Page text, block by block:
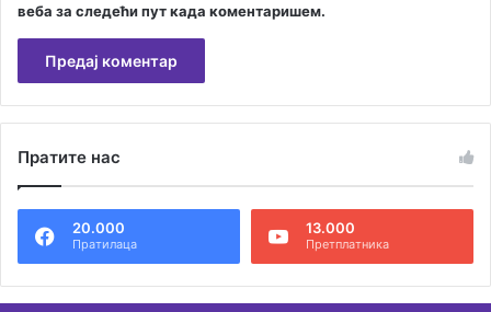
веба за следећи пут када коментаришем.
т
н
Пратите нас
20.000
Пратилаца
13.000
Претплатника